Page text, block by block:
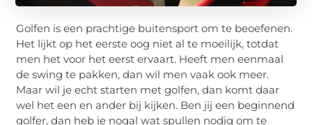
Golfen is een prachtige buitensport om te beoefenen.
Het lijkt op het eerste oog niet al te moeilijk, totdat
men het voor het eerst ervaart. Heeft men eenmaal
de swing te pakken, dan wil men vaak ook meer.
Maar wil je echt starten met golfen, dan komt daar
wel het een en ander bij kijken. Ben jij een beginnend
golfer, dan heb je nogal wat spullen nodig om te